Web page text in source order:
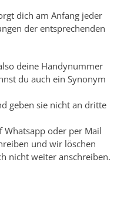
dich am Anfang jeder
der entsprechenden
deine Handynummer
du auch ein Synonym
geben sie nicht an dritte
Whatsapp oder per Mail
und wir löschen
nicht weiter anschreiben.